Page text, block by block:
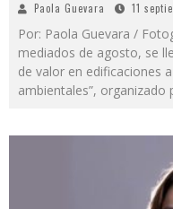
Paola Guevara 11
Por: Paola Guevara /
mediados de agosto, se
de valor en edificaciones
ambientales”, organizado